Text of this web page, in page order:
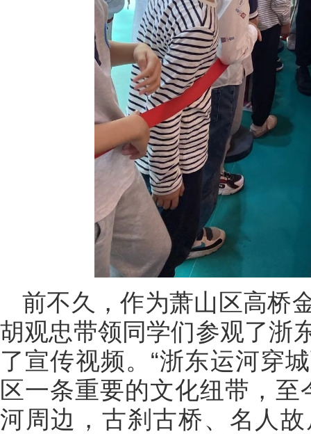
前不久，作为萧山区高桥
胡观忠带领同学们参观了浙
了宣传视频。“浙东运河穿
区一条重要的文化纽带，
河周边，古刹古桥、名人